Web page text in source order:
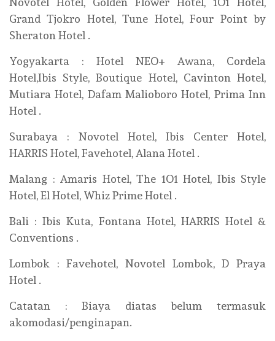
Grand Tjokro Hotel, Tune Hotel, Four Point by
Sheraton Hotel .
Yogyakarta : Hotel NEO+ Awana, Cordela
Hotel,Ibis Style, Boutique Hotel, Cavinton Hotel,
Mutiara Hotel, Dafam Malioboro Hotel, Prima Inn
Hotel .
Surabaya : Novotel Hotel, Ibis Center Hotel,
HARRIS Hotel, Favehotel, Alana Hotel .
Malang : Amaris Hotel, The 1O1 Hotel, Ibis Style
Hotel, El Hotel, Whiz Prime Hotel .
Bali : Ibis Kuta, Fontana Hotel, HARRIS Hotel &
Conventions .
Lombok : Favehotel, Novotel Lombok, D Praya
Hotel .
Catatan : Biaya diatas belum termasuk
akomodasi/penginapan.